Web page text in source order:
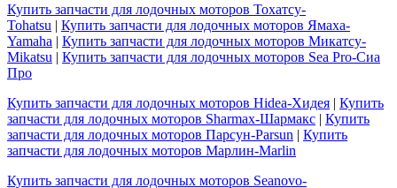
Купить запчасти для лодочных моторов Тохатсу-
Tohatsu | Купить запчасти для лодочных моторов Ямаха-
Yamaha | Купить запчасти для лодочных моторов Микатсу-
Mikatsu | Купить запчасти для лодочных моторов Sea Pro-Сиа
Про
Купить запчасти для лодочных моторов Hidea-Хидея | Купить
запчасти для лодочных моторов Sharmax-Шармакс | Купить
запчасти для лодочных моторов Парсун-Parsun | Купить
запчасти для лодочных моторов Марлин-Marlin
Купить запчасти для лодочных моторов Seanovo-